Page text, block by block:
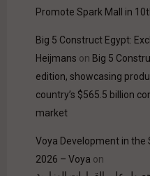
Promote Spark Mall in
Big 5 Construct Egypt:
Heijmans on Big 5
edition, showcasing
country’s $565.5 billion
market
Voya Development in the
2026 – Voya on